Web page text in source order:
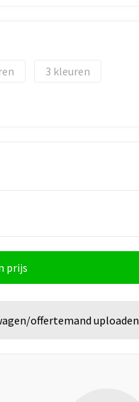
3
prijs
offertemand uploaden